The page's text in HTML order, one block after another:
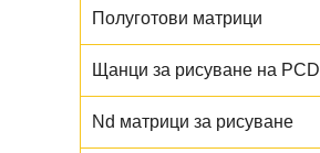
Полуготови матрици
Щанци за рисуване на PCD
Nd матрици за рисуване